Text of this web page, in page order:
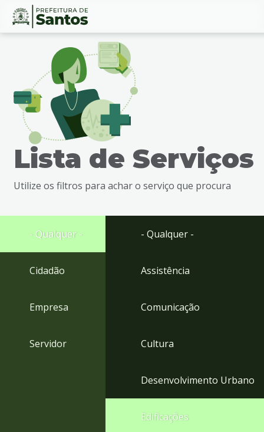
Ir
busca
Ir
rodapé
Conteúdo
Lista de Serviços
Utilize os filtros para achar o serviço que procura
- Qualquer -
Cidadão
Empresa
Servidor
- Qualquer -
Assistência
Comunicação
Cultura
Desenvolvimento Urbano
Edificações